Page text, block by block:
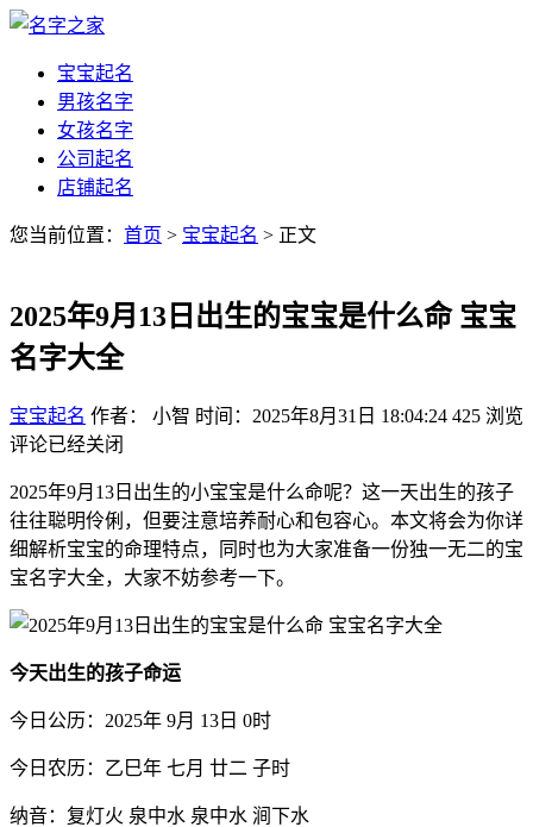
宝宝起名
男孩名字
女孩名字
公司起名
店铺起名
您当前位置： 首页 > 宝宝起名 > 正文
2025年9月13日出生的宝宝是什么命 宝宝
名字大全
宝宝起名 作者： 小智 时间：2025年8月31日 18:04:24 425 浏览
评论已经关闭
2025年9月13日出生的小宝宝是什么命呢？这一天出生的孩子
往往聪明伶俐，但要注意培养耐心和包容心。本文将会为你详
细解析宝宝的命理特点，同时也为大家准备一份独一无二的宝
宝名字大全，大家不妨参考一下。
今天出生的孩子命运
今日公历：2025年 9月 13日 0时
今日农历：乙巳年 七月 廿二 子时
纳音：复灯火 泉中水 泉中水 涧下水